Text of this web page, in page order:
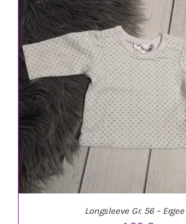
IN DEN WARENKORB
Longsleeve Gr. 56 – Ergee